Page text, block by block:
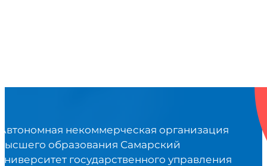
некоммерческая организация
образования Самарский
государственного управления